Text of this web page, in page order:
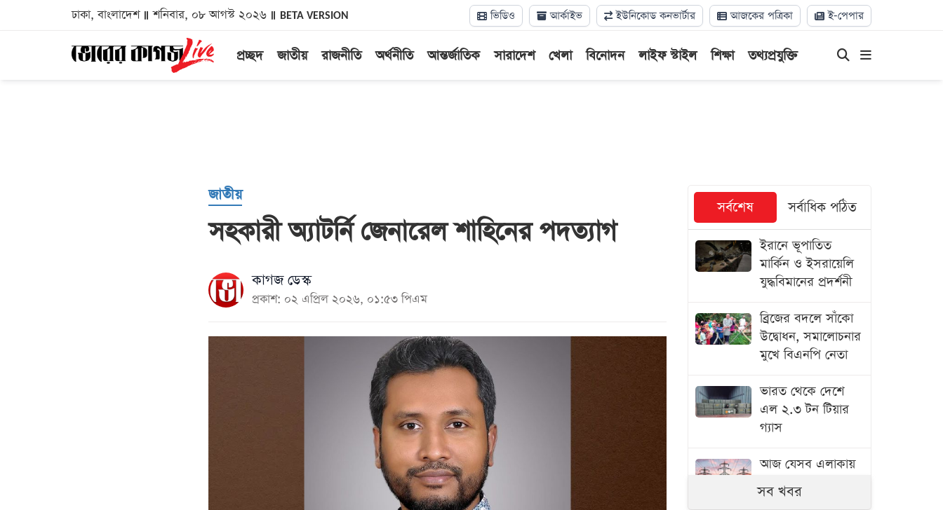
ঢাকা, বাংলাদেশ শনিবার, ০৮ আগস্ট ২০২৬ BETA VERSION ভিডিও আর্কাইভ ইউনিকোড কনভার্টার আজকের পত্রিকা ই-পেপার
প্রচ্ছদ জাতীয় রাজনীতি অর্থনীতি আন্তর্জাতিক সারাদেশ খেলা বিনোদন লাইফ স্টাইল শিক্ষা তথ্যপ্রযুক্তি
জাতীয়
সহকারী অ্যাটর্নি জেনারেল শাহিনের পদত্যাগ
কাগজ ডেস্ক
প্রকাশ: ০২ এপ্রিল ২০২৬, ০১:৫৩ পিএম
সর্বশেষ সর্বাধিক পঠিত
ইরানে ভূপাতিত
মার্কিন ও ইসরায়েলি
যুদ্ধবিমানের প্রদর্শনী
ব্রিজের বদলে সাঁকো
উদ্বোধন, সমালোচনার
মুখে বিএনপি নেতা
ভারত থেকে দেশে
এল ২.৩ টন টিয়ার
গ্যাস
আজ যেসব এলাকায়
৯ ঘণ্টা বিদ্যুৎ থাকবে
না
সব খবর